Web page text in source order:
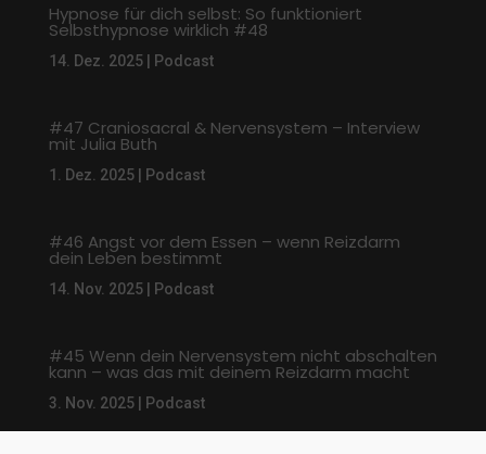
Hypnose für dich selbst: So funktioniert
Selbsthypnose wirklich #48
14. Dez. 2025| Podcast
#47 Craniosacral & Nervensystem – Interview
mit Julia Buth
1. Dez. 2025| Podcast
#46 Angst vor dem Essen – wenn Reizdarm
dein Leben bestimmt
14. Nov. 2025| Podcast
#45 Wenn dein Nervensystem nicht abschalten
kann – was das mit deinem Reizdarm macht
3. Nov. 2025| Podcast